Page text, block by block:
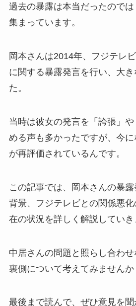
過去の暴露は本当だったので
集まっています。
岡本さんは2014年、フジテレ
に関する暴露発言を行い、大
た。
当時は彼女の発言を「誇張」
める声も多かったですが、今
が再評価されているんです。
この記事では、岡本さんの暴
背景、フジテレビとの関係悪
在の状況を詳しく解説していき
中居さんの問題と照らし合わ
裏側について考えてみませんか
最後まで読んで、ぜひ意見を